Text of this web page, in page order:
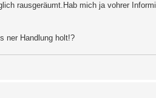
rausgeräumt.Hab mich ja vohrer
ner Handlung holt!?